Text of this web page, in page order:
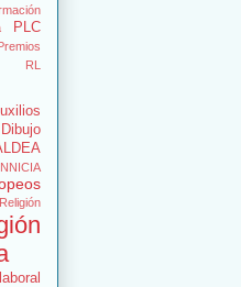
PLC
RL
Religión